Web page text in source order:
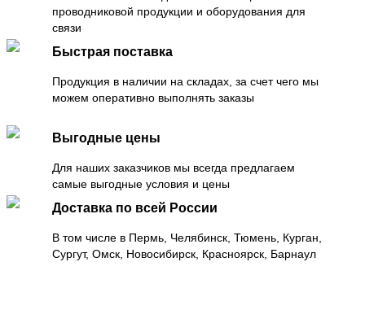
проводниковой продукции и оборудования для
связи
Быстрая поставка
Продукция в наличии на складах, за счет чего мы
можем оперативно выполнять заказы
Выгодные цены
Для наших заказчиков мы всегда предлагаем
самые выгодные условия и цены
Доставка по всей России
В том числе в Пермь, Челябинск, Тюмень, Курган,
Сургут, Омск, Новосибирск, Красноярск, Барнаул